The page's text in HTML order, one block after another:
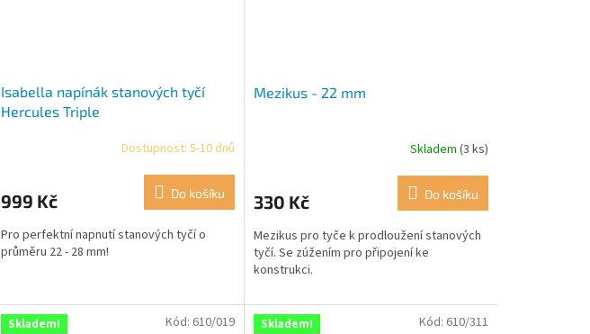
Isabella napínák stanových tyčí
Hercules Triple
Dostupnost: 5-10 dnů
999 Kč Do košíku
Pro perfektní napnutí stanových tyčí o
průměru 22 - 28 mm!
Mezikus - 22 mm
Skladem (3 ks)
330 Kč Do košíku
Mezikus pro tyče k prodloužení stanových
tyčí. Se zúžením pro připojení ke
konstrukci.
Skladem! Kód: 610/019 Skladem! Kód: 610/311